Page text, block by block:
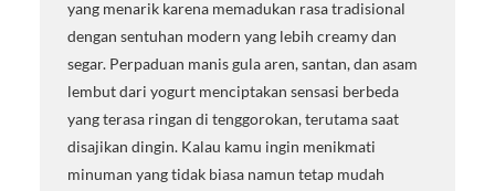
yang menarik karena memadukan rasa tradisional
dengan sentuhan modern yang lebih creamy dan
segar. Perpaduan manis gula aren, santan, dan asam
lembut dari yogurt menciptakan sensasi berbeda
yang terasa ringan di tenggorokan, terutama saat
disajikan dingin. Kalau kamu ingin menikmati
minuman yang tidak biasa namun tetap mudah